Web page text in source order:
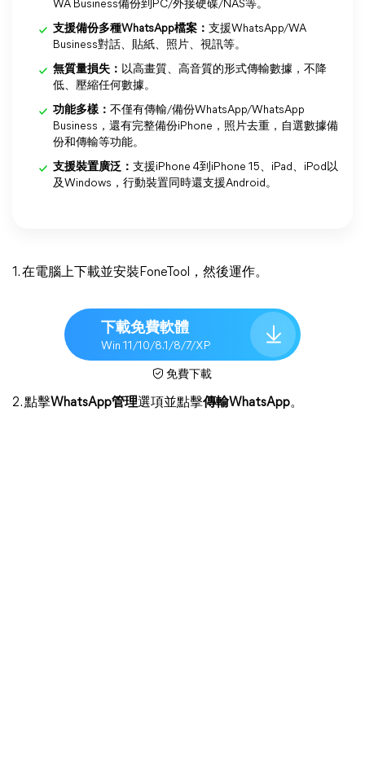
WA Business備份到PC/外接硬碟/NAS等。
支援備份多種WhatsApp檔案： 支援WhatsApp/WA
Business對話、貼紙、照片、視訊等。
無質量損失： 以高畫質、高音質的形式傳輸數據，不降
低、壓縮任何數據。
功能多樣： 不僅有傳輸/備份WhatsApp/WhatsApp
Business，還有完整備份iPhone，照片去重，自選數據備
份和傳輸等功能。
支援裝置廣泛： 支援iPhone 4到iPhone 15、iPad、iPod以
及Windows，行動裝置同時還支援Android。
1. 在電腦上下載並安裝FoneTool，然後運作。
下載免費軟體
Win 11/10/8.1/8/7/XP
免費下載
2. 點擊WhatsApp管理選項並點擊傳輸WhatsApp。